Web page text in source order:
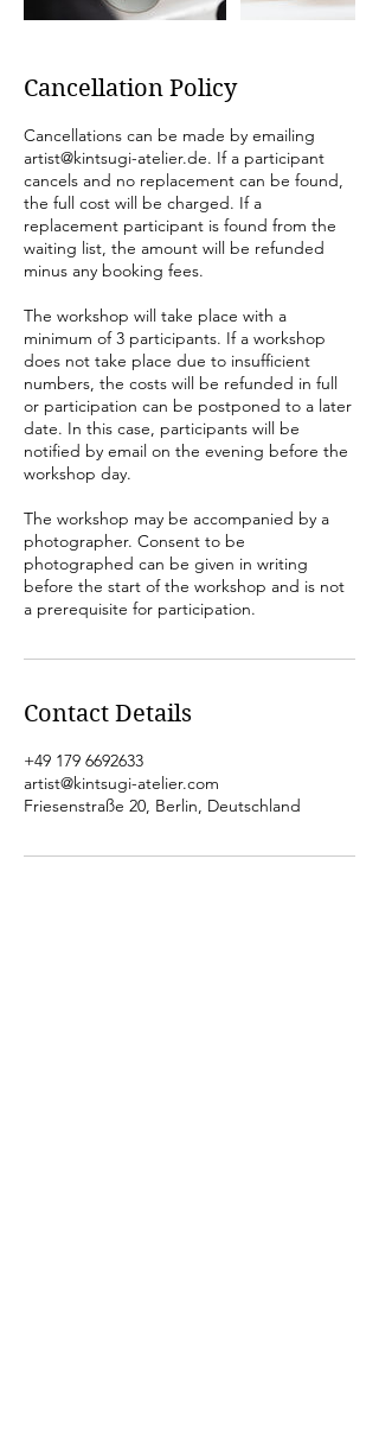
Cancellation Policy
Cancellations can be made by emailing
artist@kintsugi-atelier.de. If a participant
cancels and no replacement can be found,
the full cost will be charged. If a
replacement participant is found from the
waiting list, the amount will be refunded
minus any booking fees.
The workshop will take place with a
minimum of 3 participants. If a workshop
does not take place due to insufficient
numbers, the costs will be refunded in full
or participation can be postponed to a later
date. In this case, participants will be
notified by email on the evening before the
workshop day.
The workshop may be accompanied by a
photographer. Consent to be
photographed can be given in writing
before the start of the workshop and is not
a prerequisite for participation.
Contact Details
+49 179 6692633
artist@kintsugi-atelier.com
Friesenstraße 20, Berlin, Deutschland